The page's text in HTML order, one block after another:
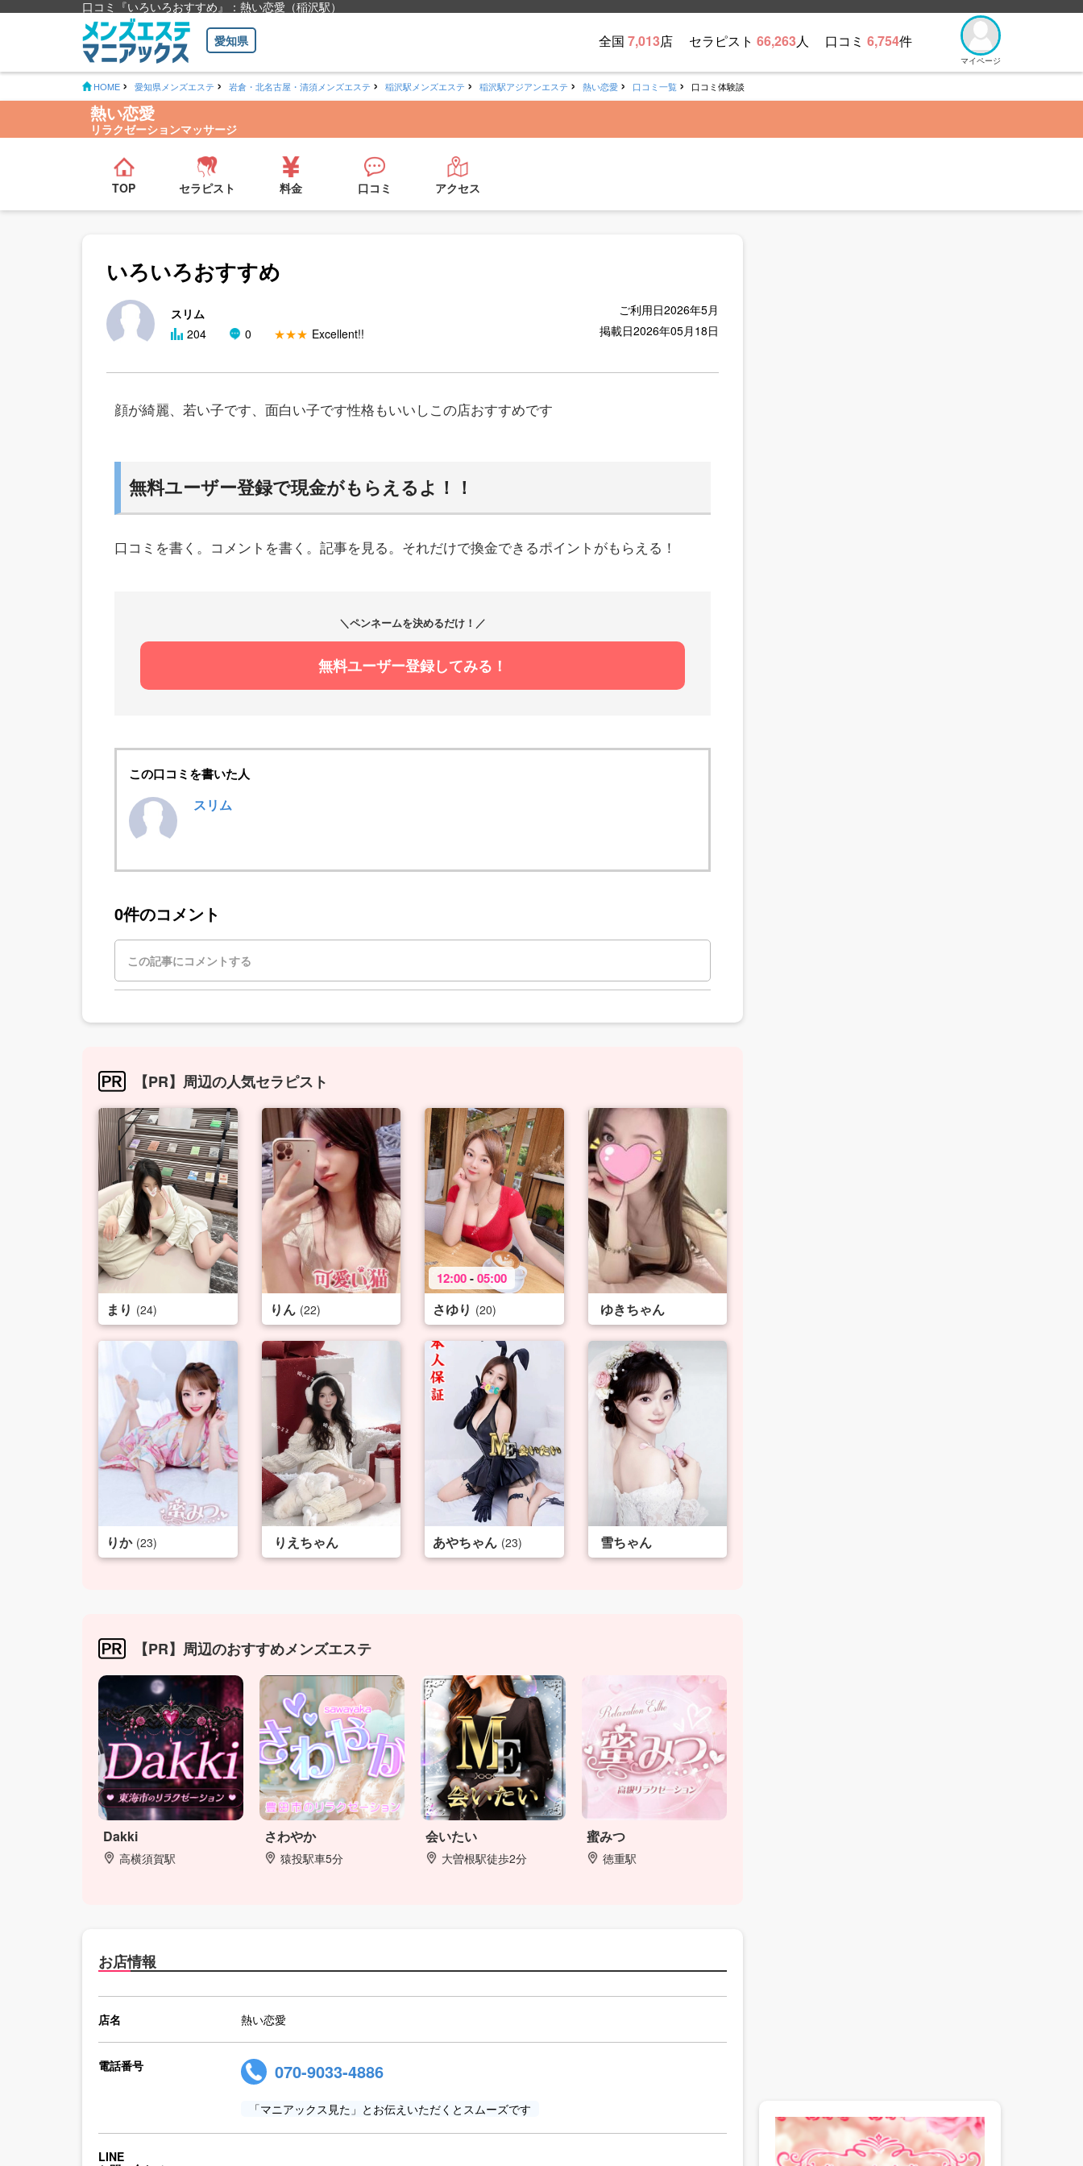
口コミ『いろいろおすすめ』：熱い恋愛（稲沢駅）
愛知県 全国 7,013店 セラピスト 66,263人 口コミ 6,754件
マイページ
HOME 愛知県メンズエステ 岩倉・北名古屋・清須メンズエステ 稲沢駅メンズエステ 稲沢駅アジアンエステ 熱い恋愛 口コミ一覧 口コミ体験談
熱い恋愛
リラクゼーションマッサージ
TOP セラピスト 料金 口コミ アクセス
いろいろおすすめ
スリム
204
0 ★★★ Excellent!!
ご利用日2026年5月
掲載日2026年05月18日
顔が綺麗、若い子です、面白い子です性格もいいしこの店おすすめです
無料ユーザー登録で現金がもらえるよ！！
口コミを書く。コメントを書く。記事を見る。それだけで換金できるポイントがもらえる！
＼ペンネームを決めるだけ！／
無料ユーザー登録してみる！
この口コミを書いた人
スリム
0件のコメント
【PR】周辺の人気セラピスト
まり (24) りん (22)
12:00-05:00
さゆり (20) ゆきちゃん
りか (23) りえちゃん あやちゃん (23) 雪ちゃん
【PR】周辺のおすすめメンズエステ
Dakki
高横須賀駅
さわやか
猿投駅車5分
会いたい
大曽根駅徒歩2分
蜜みつ
徳重駅
お店情報
店名 熱い恋愛
電話番号 070-9033-4886
「マニアックス見た」とお伝えいただくとスムーズです
LINE